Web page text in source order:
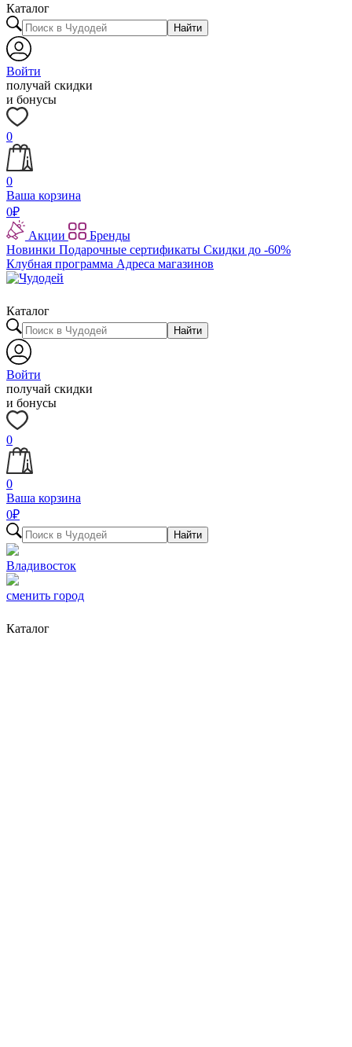
Каталог
Найти
Войти
получай скидки
и бонусы
0
0
Ваша корзина
0₽
Акции
Бренды
Новинки Подарочные сертификаты Скидки до -60%
Клубная программа Адреса магазинов
Каталог
Найти
Войти
получай скидки
и бонусы
0
0
Ваша корзина
0₽
Найти
Владивосток
сменить город
Каталог